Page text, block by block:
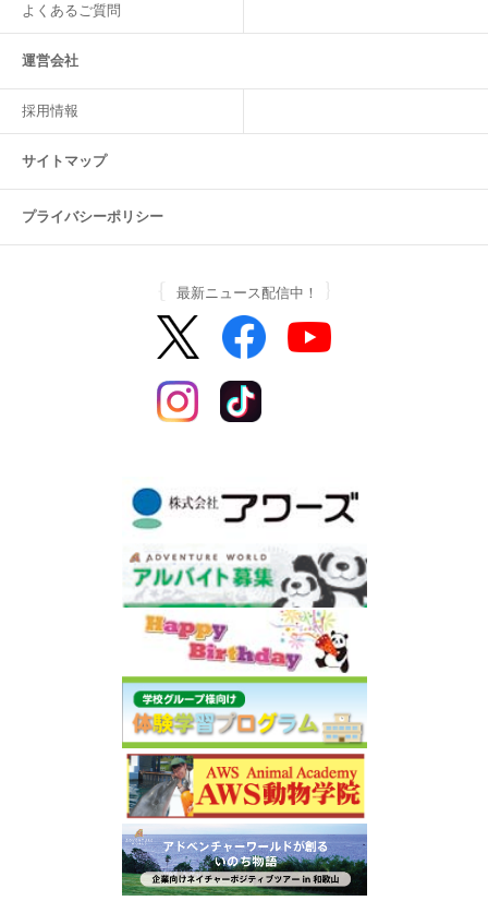
よくあるご質問
運営会社
採用情報
サイトマップ
プライバシーポリシー
最新ニュース配信中！